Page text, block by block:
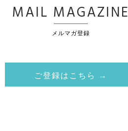
MAIL MAGAZINE
メルマガ登録
ご登録はこちら →